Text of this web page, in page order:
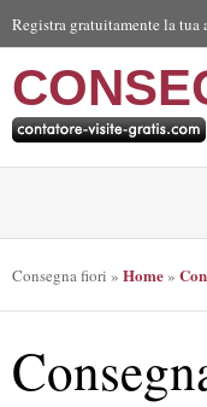
Registra gratuitamente la tua
Consegna fiori » Home»